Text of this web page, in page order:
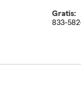
Gratis:
833-